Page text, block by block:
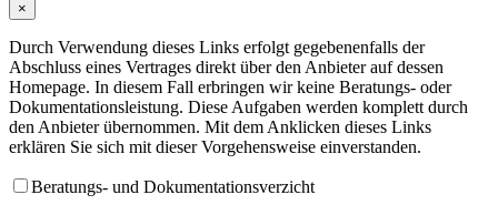
×
Durch Verwendung dieses Links erfolgt gegebenenfalls der
Abschluss eines Vertrages direkt über den Anbieter auf dessen
Homepage. In diesem Fall erbringen wir keine Beratungs- oder
Dokumentationsleistung. Diese Aufgaben werden komplett durch
den Anbieter übernommen. Mit dem Anklicken dieses Links
erklären Sie sich mit dieser Vorgehensweise einverstanden.
Beratungs- und Dokumentationsverzicht